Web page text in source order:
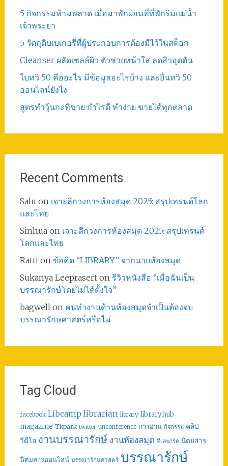
5 กิจกรรมห้ามพลาด เมื่อมาพักผ่อนที่ที่พักริมแม่น้ำ
เจ้าพระยา
5 วัตถุดิบเบเกอรี่ที่ผู้ประกอบการต้องมีไว้ในสต็อก
Cleanser ผลัดเซลล์ผิว ตัวช่วยหน้าใส ลดสิวอุดตัน
ใบทวิ 50 คืออะไร มีข้อมูลอะไรบ้าง และยื่นทวิ 50
ออนไลน์ยังไง
สูตรทําวุ้นกะทิขาย กำไรดี ทำง่าย ขายได้ทุกตลาด
Recent Comments
Salu on เจาะลึกวงการห้องสมุด 2025: สรุปเทรนด์โลก
และไทย
Sinhuaon เจาะลึกวงการห้องสมุด 2025: สรุปเทรนด์
โลกและไทย
Ratti on ข้อคิด “LIBRARY” จากนายห้องสมุด
Sukanya Leepraserton รีวิวหนังสือ “เมื่อฉันเป็น
บรรณารักษ์โดยไม่ได้ตั้งใจ”
bagwell on คนทำงานด้านห้องสมุดจำเป็นต้องจบ
บรรณารักษศาสตร์หรือไม่
Tag Cloud
facebook Libcamp librarian library libraryhub
magazine Tkpark twitter unconference การอ่าน กิจกรรม คลิป
วีดีโอ งานบรรณารักษ์ งานห้องสมุด ทีเคพาร์ค นิตยสาร
นิตยสารออนไลน์ บรรณารักษศาสตร์ บรรณารักษ์